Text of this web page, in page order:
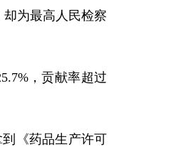
为最高人民检察
，贡献率超过
《药品生产许可